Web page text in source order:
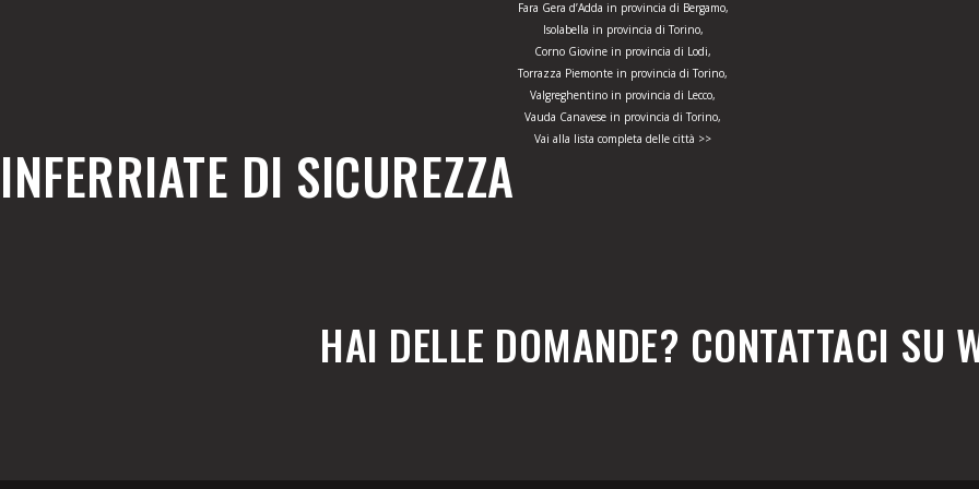
Fara Gera d’Adda in provincia di Bergamo,
Isolabella in provincia di Torino,
Corno Giovine in provincia di Lodi,
Torrazza Piemonte in provincia di Torino,
Valgreghentino in provincia di Lecco,
Vauda Canavese in provincia di Torino,
Vai alla lista completa delle città >>
INFERRIATE DI SICUREZZA
HAI DELLE DOMANDE? CONTATTACI SU